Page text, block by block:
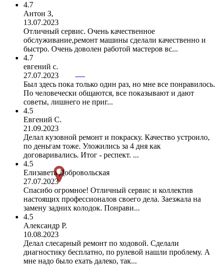
4.7
Антон З,
13.07.2023
Отличный сервис. Очень качественное
обслуживание,ремонт машины сделали качественно и
быстро. Очень доволен работой мастеров вс...
4.7
евгений с.
27.07.2023
Был здесь пока только один раз, но мне все понравилось.
По человечески общаются, все показывают и дают
советы, лишнего не приг...
4.5
Евгений С.
21.09.2023
Делал кузовной ремонт и покраску. Качество устроило,
по деньгам тоже. Уложились за 4 дня как
договаривались. Итог - респект. ...
4.5
Елизавета Добровольская
27.07.2023
Спасибо огромное! Отличный сервис и коллектив
настоящих профессионалов своего дела. Заезжала на
замену задних колодок. Понрави...
4.5
Александр Р.
10.08.2023
Делал слесарный ремонт по ходовой. Сделали
диагностику бесплатно, по рулевой нашли проблему. А
мне надо было ехать далеко, так...